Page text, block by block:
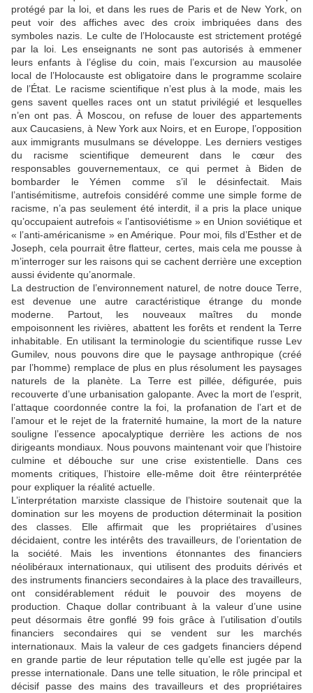
protégé par la loi, et dans les rues de Paris et de New York, on
peut voir des affiches avec des croix imbriquées dans des
symboles nazis. Le culte de l’Holocauste est strictement protégé
par la loi. Les enseignants ne sont pas autorisés à emmener
leurs enfants à l’église du coin, mais l’excursion au mausolée
local de l’Holocauste est obligatoire dans le programme scolaire
de l’État. Le racisme scientifique n’est plus à la mode, mais les
gens savent quelles races ont un statut privilégié et lesquelles
n’en ont pas. À Moscou, on refuse de louer des appartements
aux Caucasiens, à New York aux Noirs, et en Europe, l’opposition
aux immigrants musulmans se développe. Les derniers vestiges
du racisme scientifique demeurent dans le cœur des
responsables gouvernementaux, ce qui permet à Biden de
bombarder le Yémen comme s’il le désinfectait. Mais
l’antisémitisme, autrefois considéré comme une simple forme de
racisme, n’a pas seulement été interdit, il a pris la place unique
qu’occupaient autrefois « l’antisoviétisme » en Union soviétique et
« l’anti-américanisme » en Amérique. Pour moi, fils d’Esther et de
Joseph, cela pourrait être flatteur, certes, mais cela me pousse à
m’interroger sur les raisons qui se cachent derrière une exception
aussi évidente qu’anormale.
La destruction de l’environnement naturel, de notre douce Terre,
est devenue une autre caractéristique étrange du monde
moderne. Partout, les nouveaux maîtres du monde
empoisonnent les rivières, abattent les forêts et rendent la Terre
inhabitable. En utilisant la terminologie du scientifique russe Lev
Gumilev, nous pouvons dire que le paysage anthropique (créé
par l’homme) remplace de plus en plus résolument les paysages
naturels de la planète. La Terre est pillée, défigurée, puis
recouverte d’une urbanisation galopante. Avec la mort de l’esprit,
l’attaque coordonnée contre la foi, la profanation de l’art et de
l’amour et le rejet de la fraternité humaine, la mort de la nature
souligne l’essence apocalyptique derrière les actions de nos
dirigeants mondiaux. Nous pouvons maintenant voir que l’histoire
culmine et débouche sur une crise existentielle. Dans ces
moments critiques, l’histoire elle-même doit être réinterprétée
pour expliquer la réalité actuelle.
L’interprétation marxiste classique de l’histoire soutenait que la
domination sur les moyens de production déterminait la position
des classes. Elle affirmait que les propriétaires d’usines
décidaient, contre les intérêts des travailleurs, de l’orientation de
la société. Mais les inventions étonnantes des financiers
néolibéraux internationaux, qui utilisent des produits dérivés et
des instruments financiers secondaires à la place des travailleurs,
ont considérablement réduit le pouvoir des moyens de
production. Chaque dollar contribuant à la valeur d’une usine
peut désormais être gonflé 99 fois grâce à l’utilisation d’outils
financiers secondaires qui se vendent sur les marchés
internationaux. Mais la valeur de ces gadgets financiers dépend
en grande partie de leur réputation telle qu’elle est jugée par la
presse internationale. Dans une telle situation, le rôle principal et
décisif passe des mains des travailleurs et des propriétaires